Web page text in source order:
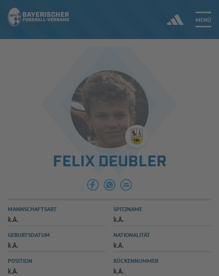
MENÜ
ERGEBNISSE & WETTBEWERBE
SPIELBETRIEB & VERBANDSLEBEN
AUSBILDUNG & FÖRDERUNG
SPIELPLUS
FELIX DEUBLER
MANNSCHAFTSART
k.A.
SPITZNAME
k.A.
GEBURTSDATUM
k.A.
NATIONALITÄT
k.A.
POSITION
k.A.
RÜCKENNUMMER
k.A.